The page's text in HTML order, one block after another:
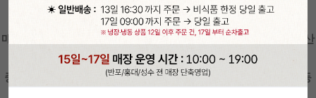
초콜릿 중에 최고라는 발로나社의 과나하 다크초콜릿으로
매혹적이고 독특한 향취를 갖는 코코아 원두등을 사용하여 생산
하는 초콜릿입니다.
중탕으로 녹여 템퍼링 작업 시 광택이 살아나 쿠키나 케이크 등
을 코팅하기에도 좋아요~